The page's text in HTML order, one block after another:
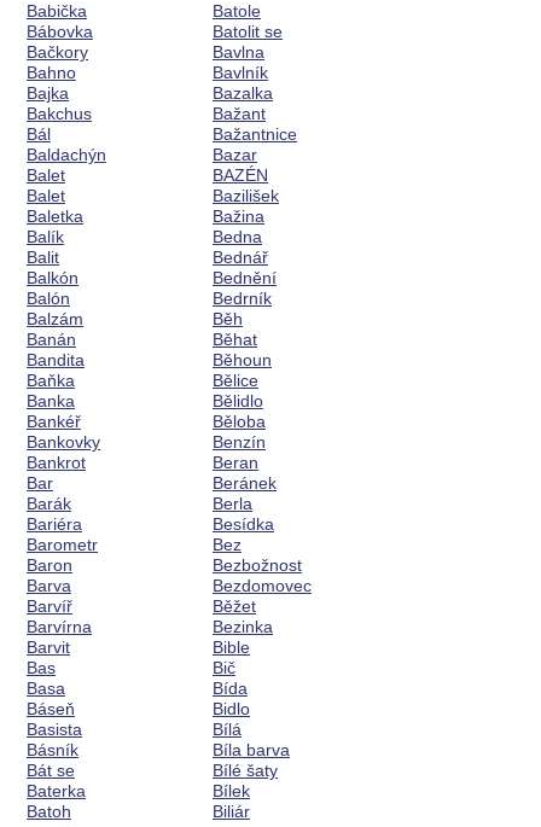
Babička
Bábovka
Bačkory
Bahno
Bajka
Bakchus
Bál
Baldachýn
Balet
Balet
Baletka
Balík
Balit
Balkón
Balón
Balzám
Banán
Bandita
Baňka
Banka
Bankéř
Bankovky
Bankrot
Bar
Barák
Bariéra
Barometr
Baron
Barva
Barvíř
Barvírna
Barvit
Bas
Basa
Báseň
Basista
Básník
Bát se
Baterka
Batoh
Batole
Batolit se
Bavlna
Bavlník
Bazalka
Bažant
Bažantnice
Bazar
BAZÉN
Bazilišek
Bažina
Bedna
Bednář
Bednění
Bedrník
Běh
Běhat
Běhoun
Bělice
Bělidlo
Běloba
Benzín
Beran
Beránek
Berla
Besídka
Bez
Bezbožnost
Bezdomovec
Běžet
Bezinka
Bible
Bič
Bída
Bidlo
Bílá
Bíla barva
Bílé šaty
Bílek
Biliár